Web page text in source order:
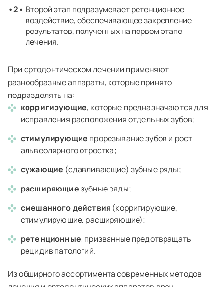
Второй этап подразумевает ретенционное
воздействие, обеспечивающее закрепление
результатов, полученных на первом этапе
лечения.
При ортодонтическом лечении применяют
разнообразные аппараты, которые принято
подразделять на:
корригирующие, которые предназначаются для
исправления расположения отдельных зубов;
стимулирующие прорезывание зубов и рост
альвеолярного отростка;
сужающие (сдавливающие) зубные ряды;
расширяющиезубные ряды;
смешанного действия (корригирующие,
стимулирующие, расширяющие);
ретенционные, призванные предотвращать
рецидив патологий.
Из обширного ассортимента современных методов